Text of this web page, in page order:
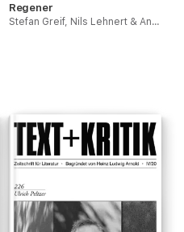
Regener
Stefan Greif, Nils Lehnert & Anna-Carina Meywirth